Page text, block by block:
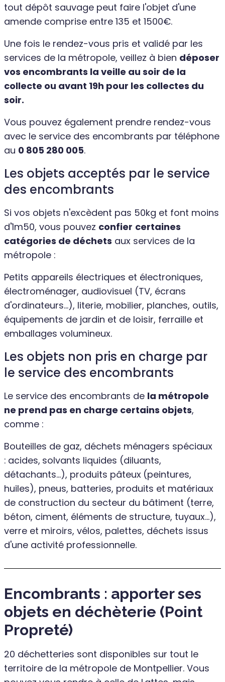
tout dépôt sauvage peut faire l'objet d'une
amende comprise entre 135 et 1500€.
Une fois le rendez-vous pris et validé par les
services de la métropole, veillez à bien déposer
vos encombrants la veille au soir de la
collecte ou avant 19h pour les collectes du
soir.
Vous pouvez également prendre rendez-vous
avec le service des encombrants par téléphone
au 0 805 280 005.
Les objets acceptés par le service
des encombrants
Si vos objets n'excèdent pas 50kg et font moins
d'1m50, vous pouvez confier certaines
catégories de déchets aux services de la
métropole :
Petits appareils électriques et électroniques,
électroménager, audiovisuel (TV, écrans
d'ordinateurs...), literie, mobilier, planches, outils,
équipements de jardin et de loisir, ferraille et
emballages volumineux.
Les objets non pris en charge par
le service des encombrants
Le service des encombrants de la métropole
ne prend pas en charge certains objets,
comme :
Bouteilles de gaz, déchets ménagers spéciaux
: acides, solvants liquides (diluants,
détachants...), produits pâteux (peintures,
huiles), pneus, batteries, produits et matériaux
de construction du secteur du bâtiment (terre,
béton, ciment, éléments de structure, tuyaux...),
verre et miroirs, vélos, palettes, déchets issus
d'une activité professionnelle.
Encombrants : apporter ses
objets en déchèterie (Point
Propreté)
20 déchetteries sont disponibles sur tout le
territoire de la métropole de Montpellier. Vous